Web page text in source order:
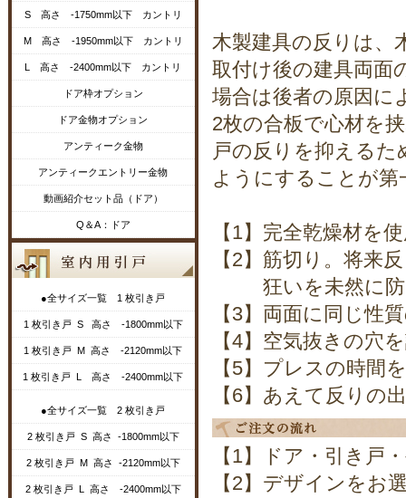
S 高さ -1750mm以下 カントリ
M 高さ -1950mm以下 カントリ
L 高さ -2400mm以下 カントリ
ドア枠オプション
ドア金物オプション
アンティーク金物
アンティークエントリー金物
動画紹介セット品（ドア）
Q＆A：ドア
●全サイズ一覧 1 枚引き戸
1 枚引き戸 S 高さ -1800mm以下
1 枚引き戸 M 高さ -2120mm以下
1 枚引き戸 L 高さ -2400mm以下
●全サイズ一覧 2 枚引き戸
2 枚引き戸 S 高さ -1800mm以下
2 枚引き戸 M 高さ -2120mm以下
2 枚引き戸 L 高さ -2400mm以下
木製建具の反りは、
取付け後の建具両面
場合は後者の原因に
2枚の合板で心材を
戸の反りを抑える
ようにすることが
【1】完全乾燥材を
【2】筋切り。将来
狂いを未然に防
【3】両面に同じ性
【4】空気抜きの穴
【5】プレスの時間
【6】あえて反りの
【1】ドア・引き戸
【2】デザインをお